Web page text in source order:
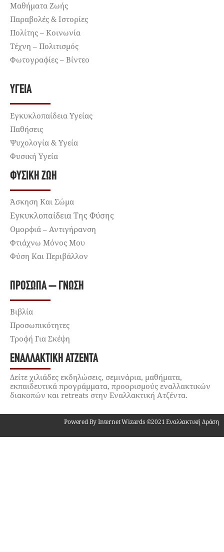
Μαθήματα Ζωής
Παραβολές & Ιστορίες
Πολίτης – Κοινωνία
Τέχνη – Πολιτισμός
Φωτογραφίες – Βίντεο
ΥΓΕΊΑ
Εγκυκλοπαίδεια Υγείας
Παθήσεις
Ψυχολογία & Υγεία
Φυσική Υγεία
ΦΥΣΙΚΉ ΖΩΉ
Άσκηση Και Σώμα
Εγκυκλοπαίδεια Της Φύσης
Ομορφιά – Αντιγήρανση
Φτιάχνω Μόνος Μου
Φύση Και Περιβάλλον
ΠΡΌΣΩΠΑ – ΓΝΏΣΗ
Βιβλία
Προσωπικότητες
Τροφή Για Σκέψη
ΕΝΑΛΛΑΚΤΙΚΉ ΑΤΖΈΝΤΑ
Δείτε χιλιάδες εκδηλώσεις, σεμινάρια, μαθήματα,
εκπαιδευτικά προγράμματα, προορισμούς εναλλακτικών
διακοπών και retreats στην Εναλλακτική Ατζέντα.
Powered By Internet Wizards ©2021 Εναλλακτική Δράση